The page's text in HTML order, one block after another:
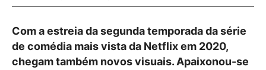
Com a estreia da segunda temporada da série
de comédia mais vista da Netflix em 2020,
chegam também novos visuais. Apaixonou-se